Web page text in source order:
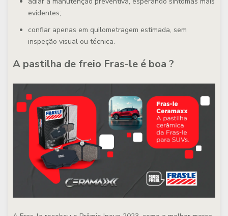
evidentes;
confiar apenas em quilometragem estimada, sem
inspeção visual ou técnica.
A pastilha de freio Fras-le é boa ?